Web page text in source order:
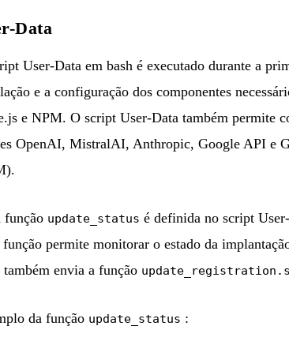
Data
User-Data em bash é executado durante a
e a configuração dos componentes
e NPM. O script User-Data também permite
OpenAI, MistralAI, Anthropic, Google API e
função update_status é definida no script
função permite monitorar o estado da
também envia a função
da função update_status :